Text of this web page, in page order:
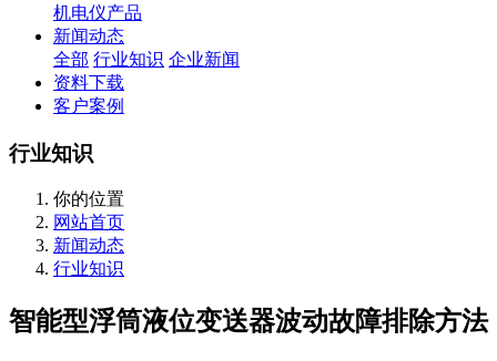
机电仪产品
新闻动态
全部 行业知识 企业新闻
资料下载
客户案例
行业知识
你的位置
网站首页
新闻动态
行业知识
智能型浮筒液位变送器波动故障排除方法